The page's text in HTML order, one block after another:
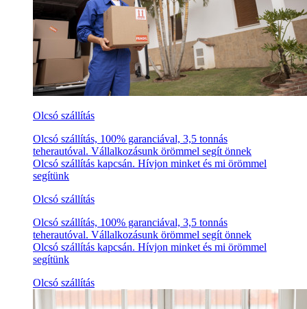
Olcsó szállítás
Olcsó szállítás, 100% garanciával, 3,5 tonnás
teherautóval. Vállalkozásunk örömmel segít önnek
Olcsó szállítás kapcsán. Hívjon minket és mi örömmel
segítünk
Olcsó szállítás
Olcsó szállítás, 100% garanciával, 3,5 tonnás
teherautóval. Vállalkozásunk örömmel segít önnek
Olcsó szállítás kapcsán. Hívjon minket és mi örömmel
segítünk
Olcsó szállítás